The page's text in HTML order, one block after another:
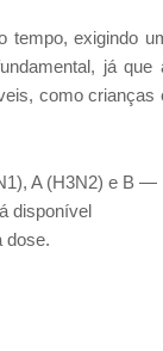
tempo, exigindo
já que
como crianças
A (H3N2) e B —
disponível
dose.